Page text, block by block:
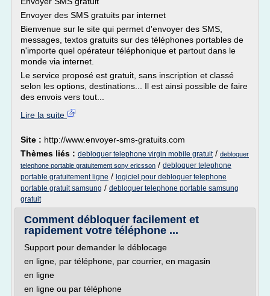
Envoyer des SMS gratuits par internet
Bienvenue sur le site qui permet d'envoyer des SMS,
messages, textos gratuits sur des téléphones portables de
n'importe quel opérateur téléphonique et partout dans le
monde via internet.
Le service proposé est gratuit, sans inscription et classé
selon les options, destinations... Il est ainsi possible de faire
des envois vers tout...
Lire la suite
Site : http://www.envoyer-sms-gratuits.com
Thèmes liés : debloquer telephone virgin mobile gratuit/ debloquer
telephone portable gratuitement sony ericsson / debloquer telephone
portable gratuitement ligne / logiciel pour debloquer telephone
portable gratuit samsung / debloquer telephone portable samsung
gratuit
Comment débloquer facilement et
rapidement votre téléphone ...
Support pour demander le déblocage
en ligne, par téléphone, par courrier, en magasin
en ligne
en ligne ou par téléphone